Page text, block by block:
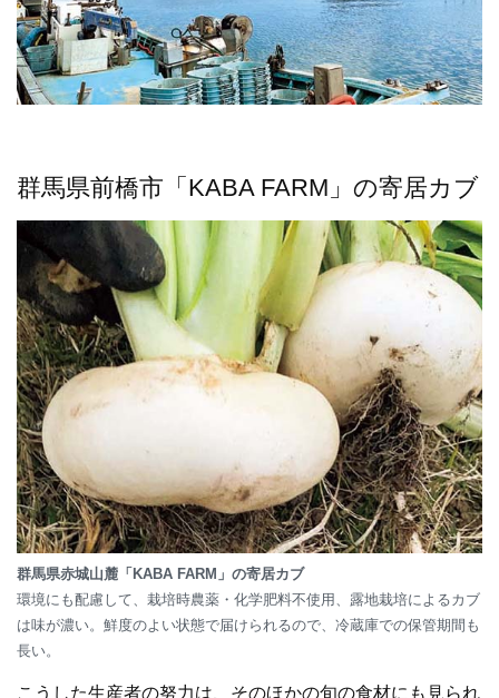
群馬県前橋市「KABA FARM」の寄居カブ
群馬県赤城山麓「KABA FARM」の寄居カブ
環境にも配慮して、栽培時農薬・化学肥料不使用、露地栽培によるカブ
は味が濃い。鮮度のよい状態で届けられるので、冷蔵庫での保管期間も
長い。
こうした生産者の努力は、そのほかの旬の食材にも見られ